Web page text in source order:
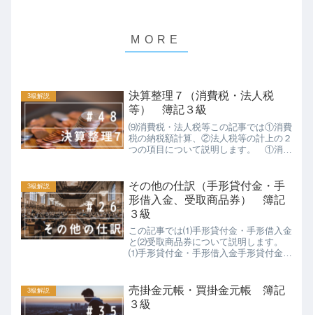
3級解説
決算整理７（消費税・法人税
等） 簿記３級
⑼消費税・法人税等この記事では①消費
税の納税額計算、②法人税等の計上の２
つの項目について説明します。 ①消費
れたときに一緒に支払う消費税は「仮払
消費税かりばらいしょうひ...
3級解説
その他の仕訳（手形貸付金・手
形借入金、受取商品券） 簿記
３級
この記事では⑴手形貸付金・手形借入金
と⑵受取商品券について説明します。
⑴手形貸付金・手形借入金手形貸付金・
に使う勘定科目です。この場合、お金を
貸した側は「手形貸付金て...
3級解説
売掛金元帳・買掛金元帳 簿記
３級